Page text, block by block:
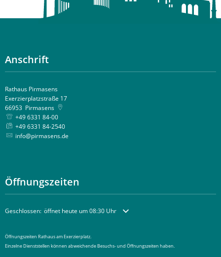
Anschrift
Rathaus Pirmasens
Exerzierplatzstraße 17
66953 Pirmasens
+49 6331 84-00
+49 6331 84-2540
info@pirmasens.de
Öffnungszeiten
Klicken, um weitere Öffnungs- oder Schließzeiten auszublenden
Geschlossen: öffnet heute um 08:30 Uhr
Öffnungszeiten Rathaus am Exerzierplatz.
Einzelne Dienststellen können abweichende Besuchs- und Öffnungszeiten haben.